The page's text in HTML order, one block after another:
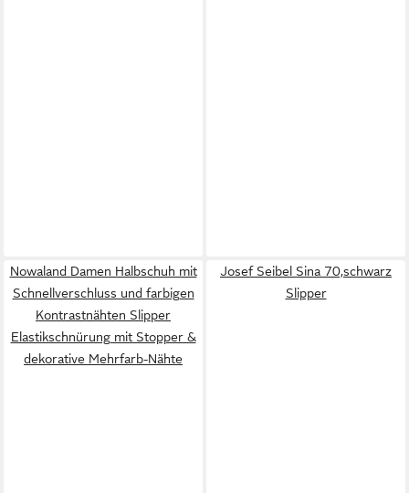
Nowaland Damen Halbschuh mit
Schnellverschluss und farbigen
Kontrastnähten Slipper
Elastikschnürung mit Stopper &
dekorative Mehrfarb-Nähte
Josef Seibel Sina 70,schwarz
Slipper